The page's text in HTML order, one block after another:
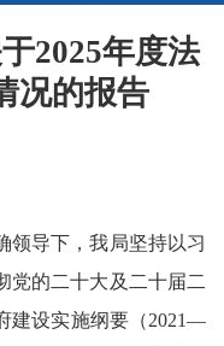
2025年度法
况的报告
导下，我局坚持以习
党的二十大及二十届二
建设实施纲要（2021—